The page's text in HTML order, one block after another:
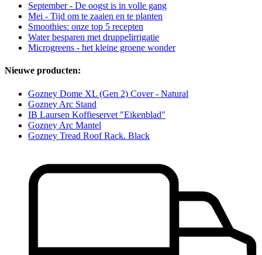
September - De oogst is in volle gang
Mei - Tijd om te zaaien en te planten
Smoothies: onze top 5 recepten
Water besparen met druppelirrigatie
Microgreens - het kleine groene wonder
Nieuwe producten:
Gozney Dome XL (Gen 2) Cover - Natural
Gozney Arc Stand
IB Laursen Koffieservet "Eikenblad"
Gozney Arc Mantel
Gozney Tread Roof Rack. Black